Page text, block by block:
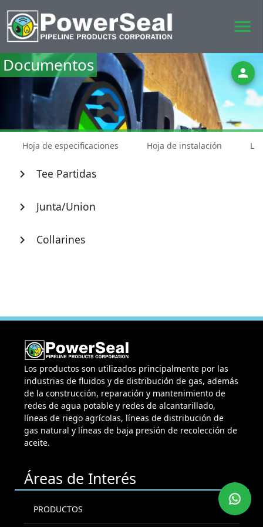
menu
person
Documentos
Hoja de especificaciones Hoja de instalación
chevron_right Tee Partidas
chevron_right Junta/Union
chevron_right Collarines
Los productos son utilizados principalmente por las
industrias de fluidos y de distribución de gas, además
de la construcción, reparación y mantenimiento de
redes de agua potable y redes de alcantarillado,
líneas de riego agrícolas, líneas de distribución de
gas natural y líneas de baja presión de recolección de
aceite.
Áreas de Interés
PRODUCTOS